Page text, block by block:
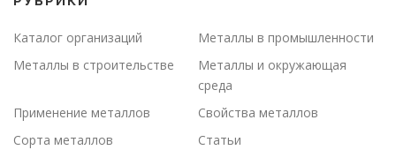
Каталог организаций
Металлы в промышленности
Металлы в строительстве
Металлы и окружающая
среда
Применение металлов
Свойства металлов
Сорта металлов
Статьи